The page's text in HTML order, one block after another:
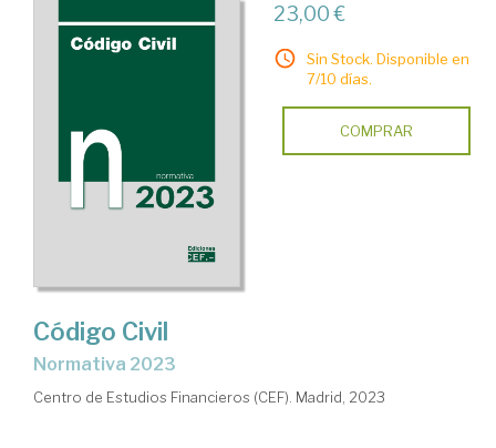
23,00 €
Sin Stock. Disponible en
7/10 días.
COMPRAR
Código Civil
Normativa 2023
Centro de Estudios Financieros (CEF). Madrid, 2023